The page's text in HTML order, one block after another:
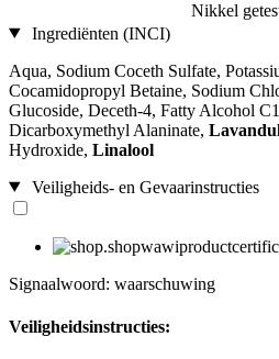
Nikkel
Ingrediënten (INCI)
Aqua, Sodium Coceth Sulfate,
Cocamidopropyl Betaine, Sodium
Glucoside, Deceth-4, Fatty Alcohol
Dicarboxymethyl Alaninate,
Hydroxide, Linalool
Veiligheids- en Gevaarinstructies
Signaalwoord: waarschuwing
Veiligheidsinstructies: